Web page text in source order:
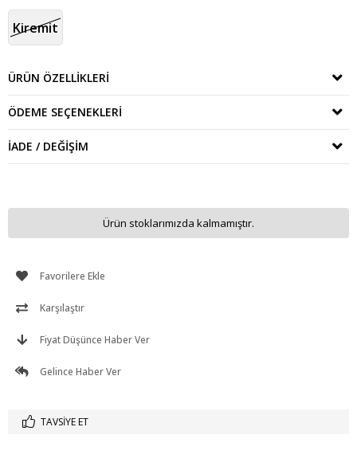
Kiremit
ÜRÜN ÖZELLIKLERI
ÖDEME SEÇENEKLERI
İADE / DEĞIŞIM
Ürün stoklarımızda kalmamıştır.
Favorilere Ekle
Karşılaştır
Fiyat Düşünce Haber Ver
Gelince Haber Ver
TAVSIYE ET